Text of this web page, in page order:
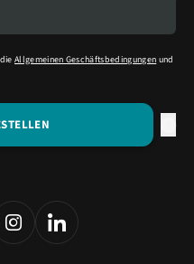
dieAllgemeinen Geschäftsbedingungen und